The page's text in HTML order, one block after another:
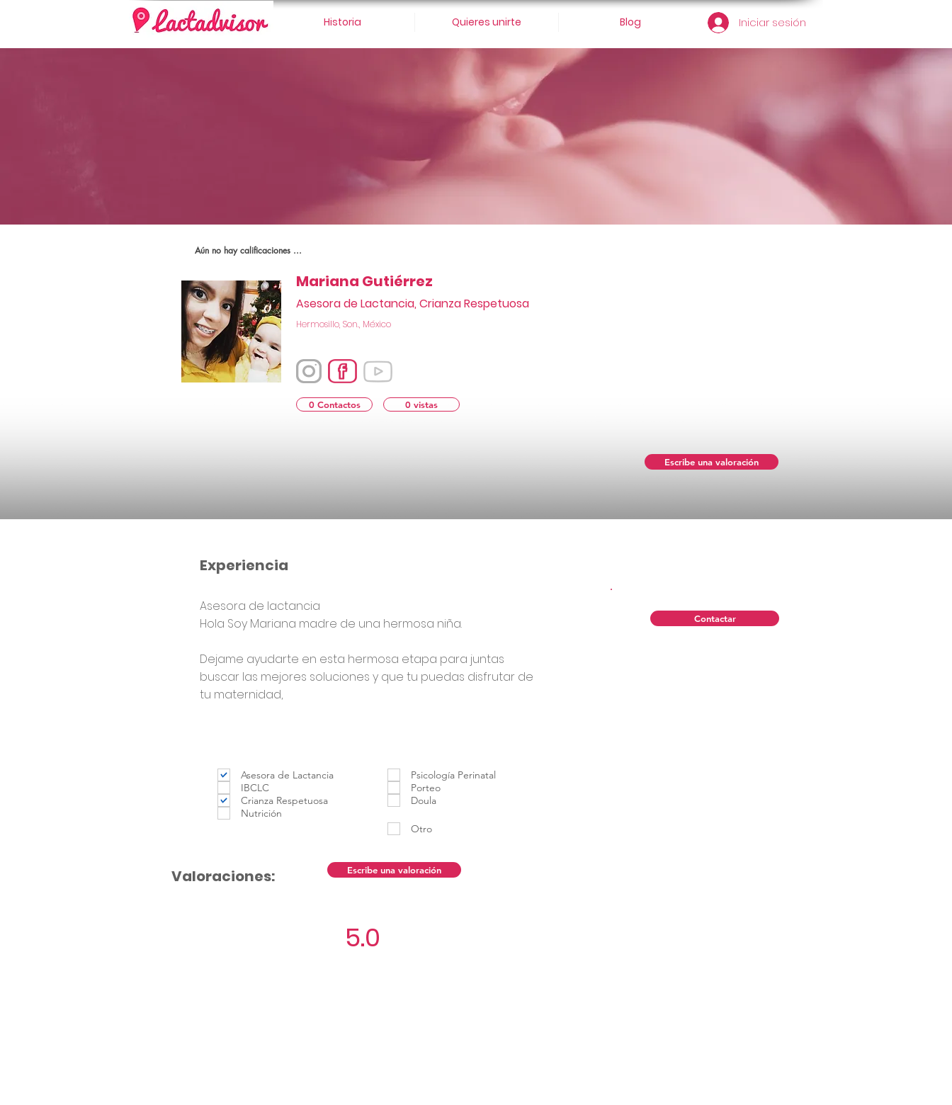
Iniciar sesión
Historia Quieres unirte Blog
Aún no hay calificaciones ...
Mariana Gutiérrez
Asesora de Lactancia, Crianza Respetuosa
Hermosillo, Son., México
0 Contactos 0 vistas
Escribe una valoración
Asesora de lactancia
Hola Soy Mariana madre de una hermosa niña.
Dejame ayudarte en esta hermosa etapa para juntas
buscar las mejores soluciones y que tu puedas disfrutar de
tu maternidad,
Asesora de Lactancia
IBCLC
Crianza Respetuosa
Nutrición
Psicología Perinatal
Porteo
Doula
Otro
Contactar
Experiencia
Valoraciones: Escribe una valoración
5.0